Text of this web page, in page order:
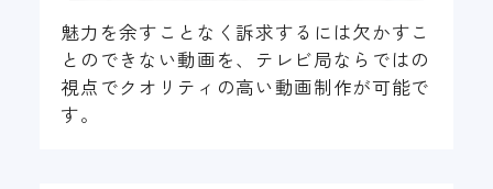
魅力を余すことなく訴求するには欠かすこ
とのできない動画を、テレビ局ならではの
視点でクオリティの高い動画制作が可能で
す。